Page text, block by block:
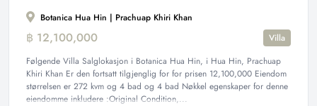
Botanica Hua Hin | Prachuap Khiri Khan
฿ 12,100,000
Villa
Følgende Villa Salglokasjon i Botanica Hua Hin, i Hua Hin, Prachuap
Khiri Khan Er den fortsatt tilgjenglig for for prisen 12,100,000 Eiendom
størrelsen er 272 kvm og 4 bad og 4 bad Nøkkel egenskaper for denne
eiendomme inkludere :Original Condition,...